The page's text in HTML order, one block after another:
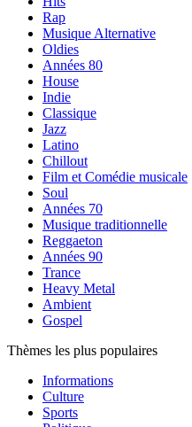
Rap
Musique Alternative
Oldies
Années 80
House
Indie
Classique
Jazz
Latino
Chillout
Film et Comédie musicale
Soul
Années 70
Musique traditionnelle
Reggaeton
Années 90
Trance
Heavy Metal
Ambient
Gospel
Thèmes les plus populaires
Informations
Culture
Sports